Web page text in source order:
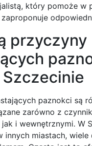
który pomoże w
przyczyny
paznokci są
zarówno z
i wewnętrznymi. W
innych miastach, wiele